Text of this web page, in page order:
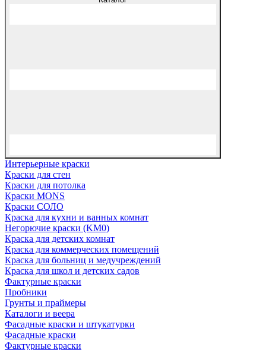
Интерьерные краски
Краски для стен
Краски для потолка
Краски MONS
Краски СОЛО
Краска для кухни и ванных комнат
Негорючие краски (KM0)
Краска для детских комнат
Краска для коммерческих помещений
Краска для больниц и медучреждений
Краска для школ и детских садов
Фактурные краски
Пробники
Грунты и праймеры
Каталоги и веера
Фасадные краски и штукатурки
Фасадные краски
Фактурные краски